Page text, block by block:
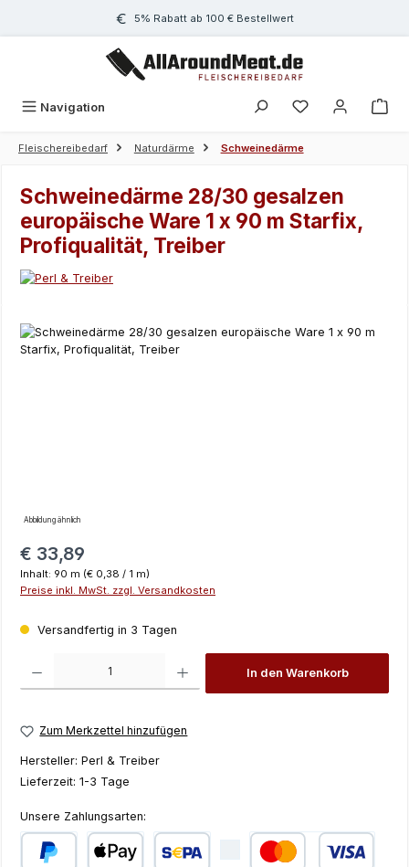
Zum Hauptinhalt springen5% Rabatt ab 100 € Bestellwert
Navigation
Fleischereibedarf Naturdärme Schweinedärme
Schweinedärme 28/30 gesalzen
europäische Ware 1 x 90 m Starfix,
Profiqualität, Treiber
Bildergalerie überspringen
Abbildung ähnlich
Regulärer Preis:
€ 33,89
Inhalt: 90 m (€ 0,38 / 1 m)
Preise inkl. MwSt. zzgl. Versandkosten
Versandfertig in 3 Tagen
In den Warenkorb
Zum Merkzettel hinzufügen
Hersteller: Perl & Treiber
Lieferzeit: 1-3 Tage
Unsere Zahlungsarten: